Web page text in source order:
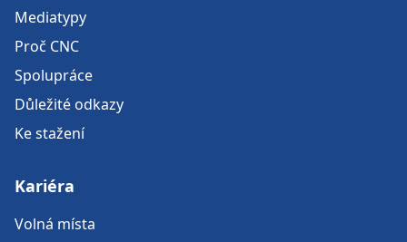
Mediatypy
Proč CNC
Spolupráce
Důležité odkazy
Ke stažení
Kariéra
Volná místa